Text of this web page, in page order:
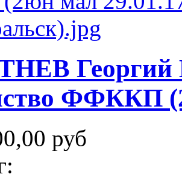
Георгий
ФФККП
руб